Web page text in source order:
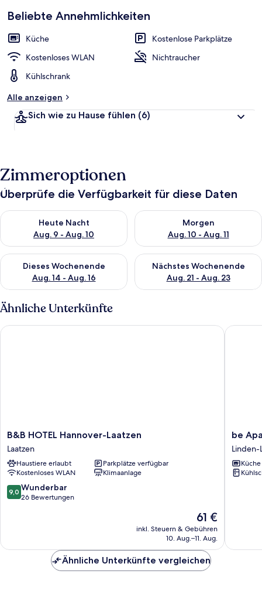
Beliebte Annehmlichkeiten
Küche
Kostenlose Parkplätze
Kostenloses WLAN
Nichtraucher
Kühlschrank
Alle anzeigen
Sich wie zu Hause fühlen (6)
Zimmeroptionen
Überprüfe die Verfügbarkeit für diese Daten
Heute Nacht
Aug. 9 - Aug. 10
Überprüfe die Verfügbarkeit für heute Nacht, Aug. 9 - Aug.
Morgen
Aug. 10 - Aug. 11
Überprüfe die Verfügbarkeit
Dieses Wochenende
Aug. 14 - Aug. 16
Überprüfe die Verfügbarkeit für dieses Wochenende, Aug. 14
Nächstes Wochenende
Aug. 21 - Aug. 23
Überprüfe die Verfügbarkeit
Ähnliche Unterkünfte
B&B
HOTEL
Hannover-
Laatzen
Laatzen
B&B HOTEL Hannover-Laatzen
Laatzen
Haustiere erlaubt
Parkplätze verfügbar
Kostenloses WLAN
Klimaanlage
9.0
von
9,0 Wunderbar
26 Bewertungen
Der
Preis
beträgt
61 €
inkl. Steuern & Gebühren
10. Aug.–11. Aug.
B&B HOTEL Hannover-Laatzen
be
Apart
Hotel
be
Linden-
Küche
be
Ähnliche Unterkünfte vergleichen